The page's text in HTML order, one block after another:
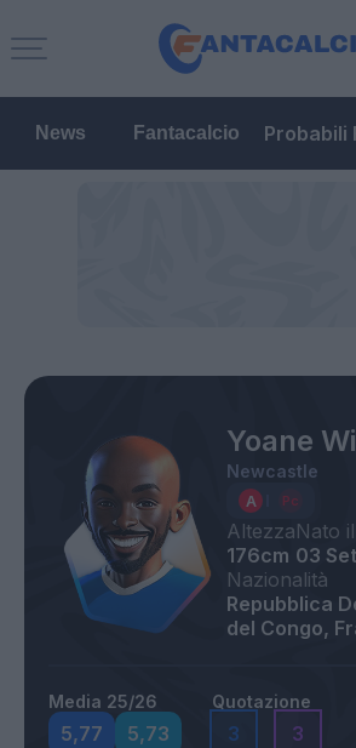
News Fantacalcio Probabili
Yoane
Newcastle
Altezza
176cm
Nato il
03
Nazionalità
Repubblica
del Congo,
Media 25/26
5,77 5,73
Quotazione
3 3